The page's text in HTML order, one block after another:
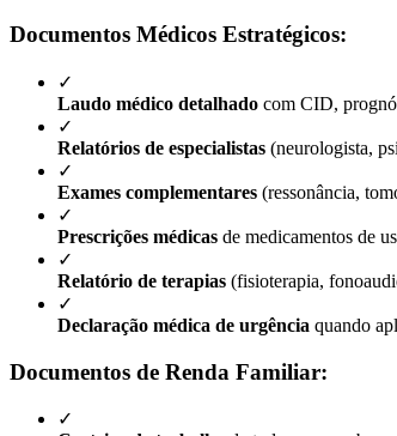
Documentos Médicos Estratégicos:
✓
Laudo médico detalhado com CID,
✓
Relatórios de especialistas (neurologista,
✓
Exames complementares (ressonância,
✓
Prescrições médicas de medicamentos de
✓
Relatório de terapias (fisioterapia,
✓
Declaração médica de urgência quando
Documentos de Renda Familiar:
✓